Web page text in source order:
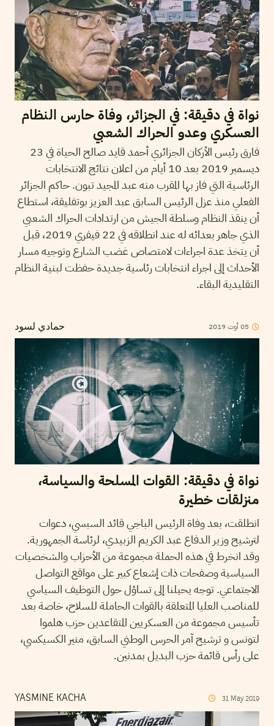
نواة في دقيقة: في الجزائر، وفاة حارس النظام
العسكري وعدو الحراك الشعبي
فارق رئيس الأركان الجزائري أحمد قايد صالح الحياة في 23
ديسمبر 2019 بعد 10 أيام من اعلان نتائج الانتخابات
الرئاسية التي فاز بها المقرب منه عبد المجيد تبون. حاكم الجزائر
الفعلي منذ عزل الرئيس السابق عبد العزيز بوتفليقة، استطاع
أن ينقذ النظام وسلطة الجيش من ارتدادات الحراك الشعبي
الذي جاهر بعدائه له عند انطلاقه في 22 فيفري 2019، قبل
أن يتخذ عدة اجراءات لامتصاص غضب الشارع وتوجيه مسار
الأحداث إلى اجراء انتخابات رئاسية جديدة حفظت لبنية النظام
التقليدية البقاء.
حمادي لسود 05أوت2019
نواة في دقيقة: القوات المسلحة والسياسة،
منزلقات خطيرة
انطلقت، بعد وفاة الرئيس الباجي قائد السبسي، دعوات
لترشيح وزير الدفاع عبد الكريم الزبيدي، لرئاسة الجمهورية.
وقد انخرط في هذه الحملة مجموعة من الأحزاب والشخصيات
السياسية وصفحات ذات إشعاع كبير على مواقع التواصل
الاجتماعي. توجه يحيلنا إلى تساؤل حول التوظيف السياسي
للمناصب العليا المتعلقة بالقوات الحاملة للسلاح، خاصة بعد
تأسيس مجموعة من العسكريين المتقاعدين حزب هلموا
لتونس و ترشيح آمر الحرس الوطني السابق، منير الكسيكسي،
على رأس قائمة حزب البديل بمدنين.
YASMINE KACHA 31 May 2019